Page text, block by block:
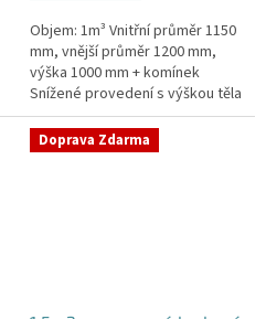
Objem: 1m³ Vnitřní průměr 1150
mm, vnější průměr 1200 mm,
výška 1000 mm + komínek
Snížené provedení s výškou těla
pouhý 1m! Kvalitní, pevná jímka
bez potřeby obetonování
Průměr...
Doprava Zdarma